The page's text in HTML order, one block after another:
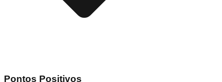
Pontos Positivos